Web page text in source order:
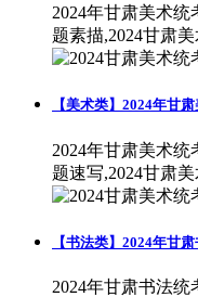
2024年甘肃美术
题素描,2024甘肃
【美术类】2024年甘
2024年甘肃美术
题速写,2024甘肃
【书法类】2024年甘
2024年甘肃书法